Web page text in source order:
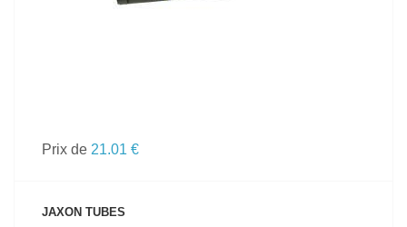
Prix de 21.01 €
JAXON TUBES